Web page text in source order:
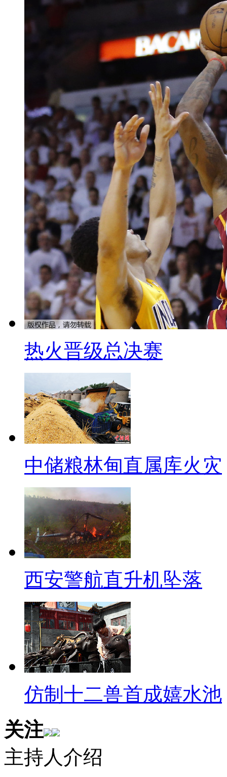
现费，还要按日交透支利息一
了，所以需要采取某种方式实行
网友爱韩剧说：微信根本就
在可以用微信打车，将来可以
样，它的赢利模式还在探索呢。
深圳社保局承认曾抽取社保
【口播】近日有网友爆料称
日深圳社保局开发布会证实，
股份。社保局于1995年成立深
注资500万元。
【解说】深圳社保局新闻发
这6家分支机构的直接投资方是
出台政策限制社保基金投资后
用社保局的管理费用注资。虽
一，但与社保物业公司没有经济
质疑，社保局拿着管理费用去
事件一经曝出，网友们的议
一位山东济宁的网友说：盈
网友半红的苹果说：社保管
说明管理费太高了！
一位广东佛山的网友说：现
养老缺口，为什么要延迟享受
了！
三、新闻地图
美联社推特遭黑发假消息
【主持人】美联社官方推特
炸奥巴马受伤”假消息(点图)。
度引发股市暴跌。
【画面】23日下午，美联社
绪。美国股市也受其影响瞬间
其他股票及债券、期货也受到了
随后，拥有近200万粉丝的美
己的账户遭到黑客攻击，并澄清
热火晋级总决赛
中储粮林甸直属库火灾
西安警航直升机坠落
仿制十二兽首成嬉水池
关注
主持人介绍